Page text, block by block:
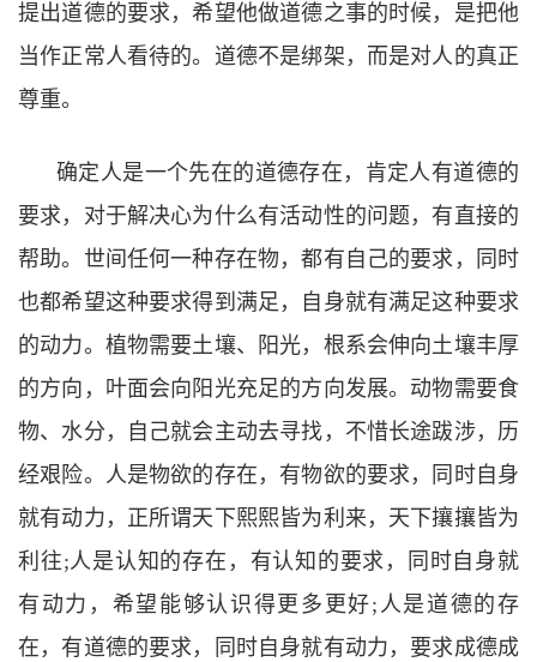
提出道德的要求，希望他做道德之事的时候，是把他
当作正常人看待的。道德不是绑架，而是对人的真正
尊重。
确定人是一个先在的道德存在，肯定人有道德的
要求，对于解决心为什么有活动性的问题，有直接的
帮助。世间任何一种存在物，都有自己的要求，同时
也都希望这种要求得到满足，自身就有满足这种要求
的动力。植物需要土壤、阳光，根系会伸向土壤丰厚
的方向，叶面会向阳光充足的方向发展。动物需要食
物、水分，自己就会主动去寻找，不惜长途跋涉，历
经艰险。人是物欲的存在，有物欲的要求，同时自身
就有动力，正所谓天下熙熙皆为利来，天下攘攘皆为
利往;人是认知的存在，有认知的要求，同时自身就
有动力，希望能够认识得更多更好; 人是道德的存
在，有道德的要求，同时自身就有动力，要求成德成